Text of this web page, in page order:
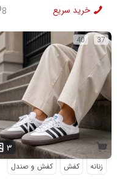
خرید سریع
8
37
40
۳
زنانه کفش کفش و صندل